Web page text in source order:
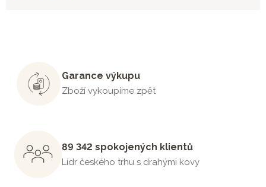
Garance výkupu
Zboží vykoupíme zpět
89 342 spokojených klientů
Lídr českého trhu s drahými kovy